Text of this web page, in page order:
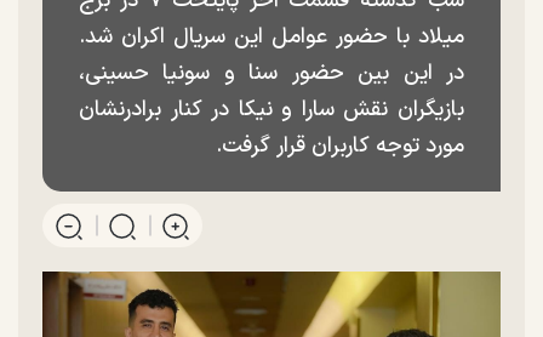
میلاد با حضور عوامل این سریال اکران شد.
در این بین حضور سنا و سونیا حسینی،
بازیگران نقش سارا و نیکا در کنار برادرنشان
مورد توجه کاربران قرار گرفت.